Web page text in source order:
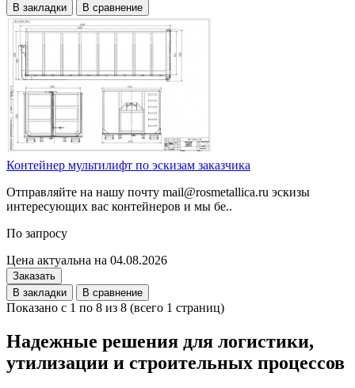
В закладки
В сравнение
Контейнер мультилифт по эскизам заказчика
Отправляйте на нашу почту mail@rosmetallica.ru эскизы
интересующих вас контейнеров и мы бе..
По запросу
Цена актуальна на 04.08.2026
Заказать
В закладки
В сравнение
Показано с 1 по 8 из 8 (всего 1 страниц)
Надежные решения для логистики,
утилизации и строительных процессов